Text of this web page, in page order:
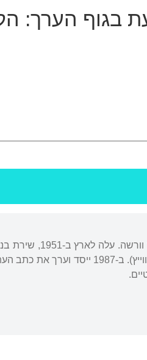
בגוף הערך:
נולד בעיר רובנו, אוקראינה.